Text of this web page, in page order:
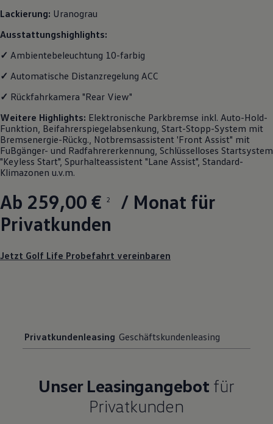
Lackierung: Uranograu
Ausstattungshighlights:
✓ Ambientebeleuchtung 10-farbig
✓ Automatische Distanzregelung ACC
✓ Rückfahrkamera "Rear View"
Weitere Highlights: Elektronische Parkbremse inkl. Auto-Hold-
Funktion, Beifahrerspiegelabsenkung, Start-Stopp-System mit
Bremsenergie-Rückg., Notbremsassistent 'Front Assist" mit
FuBgänger- und Radfahrererkennung, Schlüsselloses Startsystem
"Keyless Start", Spurhalteassistent "Lane Assist", Standard-
Klimazonen u.v.m.
Ab 259,00 € 2
/ Monat für
Privatkunden
Jetzt Golf Life Probefahrt vereinbaren
Privatkundenleasing Geschäftskundenleasing
Unser Leasingangebot für
Privatkunden